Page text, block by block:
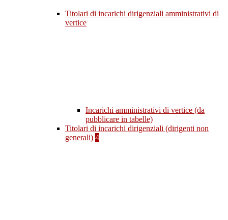
Titolari di incarichi dirigenziali amministrativi di
vertice
Incarichi amministrativi di vertice (da
pubblicare in tabelle)
Titolari di incarichi dirigenziali (dirigenti non
generali) 4